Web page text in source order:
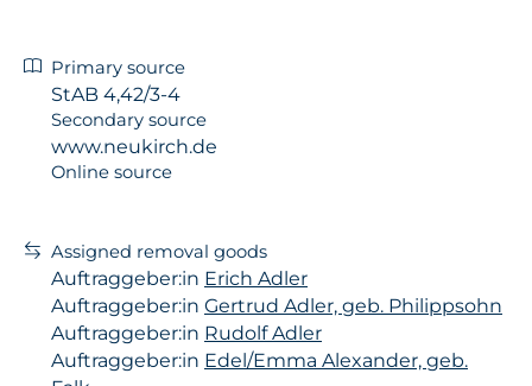
Primary source
StAB 4,42/3-4
Secondary source
www.neukirch.de
Online source
Assigned removal goods
Auftraggeber:in Erich Adler
Auftraggeber:in Gertrud Adler, geb. Philippsohn
Auftraggeber:in Rudolf Adler
Auftraggeber:in Edel/Emma Alexander, geb.